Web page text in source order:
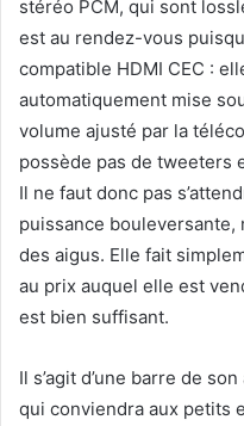
stéréo PCM, qui sont
est au rendez-vous
compatible HDMI CEC :
automatiquement mise
volume ajusté par la
possède pas de tweeters
Il ne faut donc pas
puissance
des aigus. Elle fait
au prix auquel elle est
est bien suffisant.
Il s’agit d’une barre de
qui conviendra aux petits